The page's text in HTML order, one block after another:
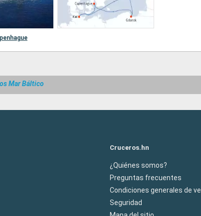
Mar Báltico
Cruceros.hn
¿Quiénes somos?
Preguntas frecuentes
Condiciones generales de
Seguridad